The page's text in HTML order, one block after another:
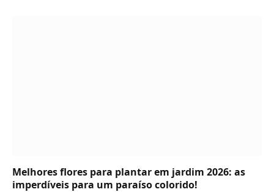
Melhores flores para plantar em jardim 2026: as
imperdíveis para um paraíso colorido!